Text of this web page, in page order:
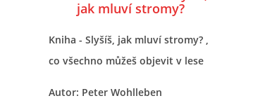
jak mluví stromy?
Kniha - Slyšíš, jak mluví stromy? ,
co všechno můžeš objevit v lese
Autor: Peter Wohlleben